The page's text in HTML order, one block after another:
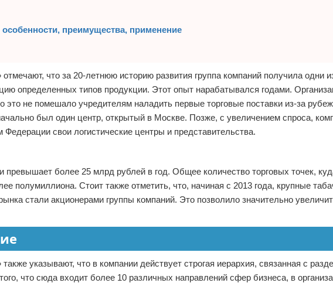
преимущества, применение
что за 20-летнюю историю развития группа компаний получила одни
определенных типов продукции. Этот опыт нарабатывался годами.
это не помешало учредителям наладить первые торговые поставки из-за
был один центр, открытый в Москве. Позже, с увеличением спроса,
свои логистические центры и представительства.
более 25 млрд рублей в год. Общее количество торговых точек,
полумиллиона. Стоит также отметить, что, начиная с 2013 года, крупные
стали акционерами группы компаний. Это позволило значительно
указывают, что в компании действует строгая иерархия, связанная с
что сюда входит более 10 различных направлений сфер бизнеса, в